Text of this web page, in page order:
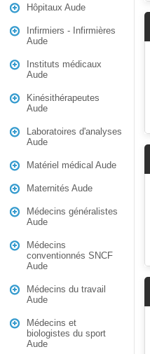
Hôpitaux Aude
Infirmiers - Infirmières
Aude
Instituts médicaux
Aude
Kinésithérapeutes
Aude
Laboratoires d'analyses
Aude
Matériel médical Aude
Maternités Aude
Médecins généralistes
Aude
Médecins
conventionnés SNCF
Aude
Médecins du travail
Aude
Médecins et
biologistes du sport
Aude